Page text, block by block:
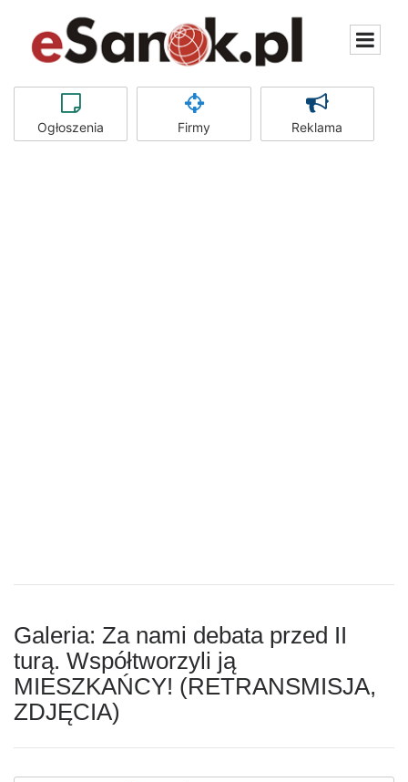
Ogłoszenia Firmy Reklama
Galeria: Za nami debata przed II
turą. Współtworzyli ją
MIESZKAŃCY! (RETRANSMISJA,
ZDJĘCIA)